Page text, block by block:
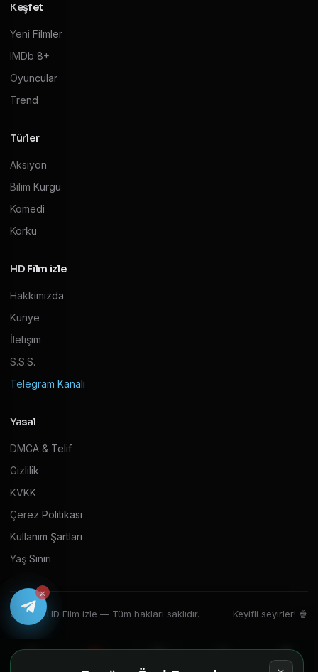
Keşfet
Yeni Filmler
IMDb 8+
Oyuncular
Trend
Türler
Aksiyon
Bilim Kurgu
Komedi
Korku
HD Film izle
Hakkımızda
Künye
İletişim
S.S.S.
Telegram Kanalı
Yasal
DMCA & Telif
Gizlilik
KVKK
Çerez Politikası
Kullanım Şartları
Yaş Sınırı
© 2026 HD Film izle — Tüm hakları saklıdır. Keyifli seyirler! 🍿
Oyuncu
×